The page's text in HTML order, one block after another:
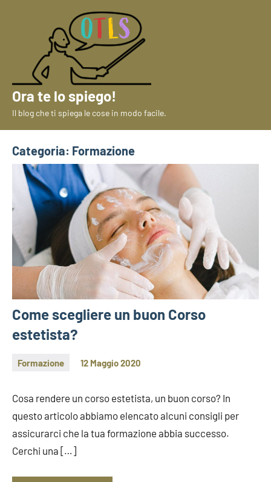
Ora te lo spiego!
Il blog che ti spiega le cose in modo facile.
Categoria: Formazione
Come scegliere un buon Corso
estetista?
Formazione 12 Maggio 2020
lo
spiego
Cosa rendere un corso estetista, un buon corso? In
questo articolo abbiamo elencato alcuni consigli per
assicurarci che la tua formazione abbia successo.
Cerchi una […]